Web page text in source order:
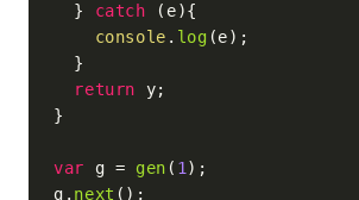
  }
catch (e){
console . log (e);
  }
return y;
}
var g = gen ( 1);
g. next ();